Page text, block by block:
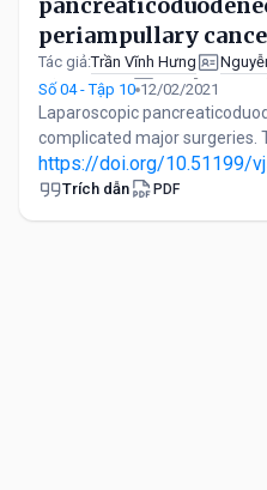
periampullary
Tác giả:Trần Vĩnh Hưng
Võ Ngọc Bích
Nguyễn Đức
Luong Thanh Tung
Nguyen
Nguyen Thanh Dai
Nguyen
Số 04 - Tập 10 12/02/2021
Laparoscopic
complicated major surgeries.
https://doi.org/10.51199/
Trích dẫn PDF